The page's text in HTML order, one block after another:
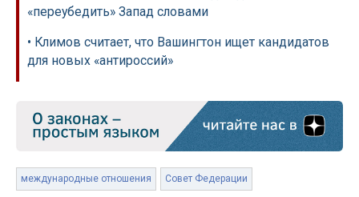
«переубедить» Запад словами
• Климов считает, что Вашингтон ищет кандидатов
для новых «антироссий»
международные отношения Совет Федерации